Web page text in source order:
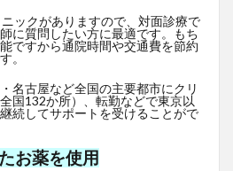
ックがありますので、対面診療で
に質問したい方に最適です。もち
ですから通院時間や交通費を節約
。
名古屋など全国の主要都市にクリ
国132か所）、転勤などで東京以
続してサポートを受けることがで
お薬を使用